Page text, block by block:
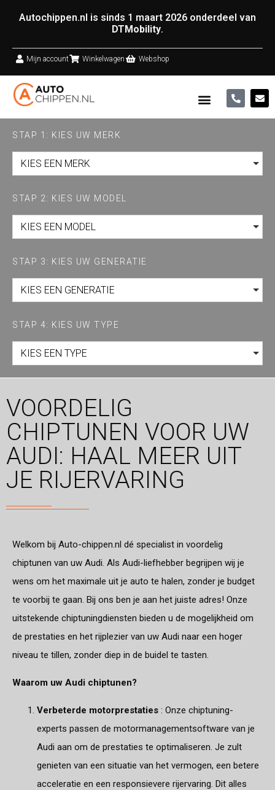
Autochippen.nl is sinds 1 maart 2026 onderdeel van
DTMobility.
Mijn account Winkelwagen Webshop
STAP 1: KIES UW MERK
KIES EEN MERK
STAP 2: KIES UW MODEL
KIES EEN MODEL
STAP 3: KIES UW GENERATIE
KIES EEN GENERATIE
STAP 4: KIES UW TYPE
KIES EEN TYPE
VOORDELIG
CHIPTUNEN VOOR UW
AUDI: HAAL MEER UIT
JE RIJERVARING
Welkom bij Auto-chippen.nl dé specialist in voordelig
chiptunen van uw Audi. Als Audi-liefhebber begrijpen wij je
wens om het maximale uit je auto te halen, zonder je budget
te voorbij te gaan. Bij ons ben je aan het juiste adres! Onze
uitstekende chiptuningdiensten bieden u de mogelijkheid om
de prestaties en het rijplezier van uw Audi naar een hoger
niveau te tillen, zonder diep in de buidel te tasten.
Waarom uw Audi chiptunen?
Verbeterde motorprestaties : Onze chiptuning-
experts passen de motormanagementsoftware van je
Audi aan om de prestaties te optimaliseren. Je zult
genieten van een situatie van het vermogen, een betere
acceleratie en een responsievere rijervaring. Dit alles